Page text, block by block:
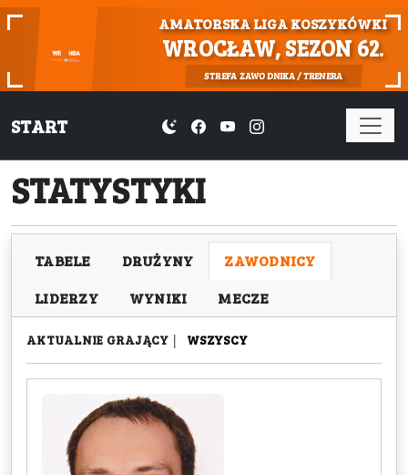
AMATORSKA LIGA KOSZYKÓWKI
WROCŁAW, SEZON 62.
STREFA ZAWODNIKA / TRENERA
START
STATYSTYKI
TABELE DRUŻYNY
ZAWODNICY
LIDERZY
WYNIKI MECZE
AKTUALNIE GRAJĄCY | WSZYSCY